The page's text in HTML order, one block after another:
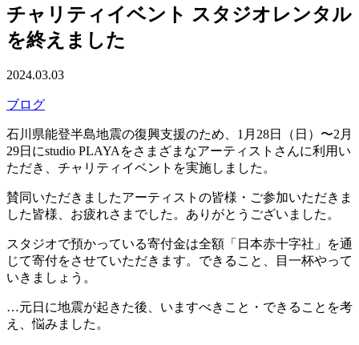
チャリティイベント スタジオレンタル
を終えました
2024.03.03
ブログ
石川県能登半島地震の復興支援のため、1月28日（日）〜2月
29日にstudio PLAYAをさまざまなアーティストさんに利用い
ただき、チャリティイベントを実施しました。
賛同いただきましたアーティストの皆様・ご参加いただきま
した皆様、お疲れさまでした。ありがとうございました。
スタジオで預かっている寄付金は全額「日本赤十字社」を通
じて寄付をさせていただきます。できること、目一杯やって
いきましょう。
…元日に地震が起きた後、いますべきこと・できることを考
え、悩みました。